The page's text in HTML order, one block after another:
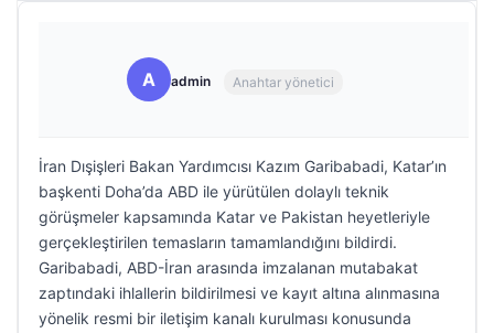
A admin Anahtar yönetici
İran Dışişleri Bakan Yardımcısı Kazım Garibabadi, Katar’ın
başkenti Doha’da ABD ile yürütülen dolaylı teknik
görüşmeler kapsamında Katar ve Pakistan heyetleriyle
gerçekleştirilen temasların tamamlandığını bildirdi.
Garibabadi, ABD-İran arasında imzalanan mutabakat
zaptındaki ihlallerin bildirilmesi ve kayıt altına alınmasına
yönelik resmi bir iletişim kanalı kurulması konusunda